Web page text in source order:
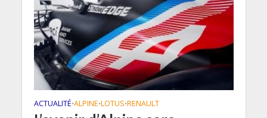
ACTUALITÉ•ALPINE•LOTUS•RENAULT